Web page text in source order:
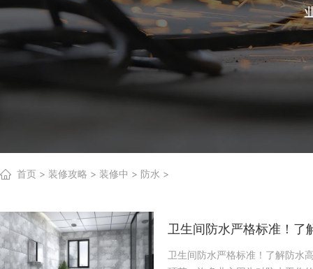
首页 > 装修攻略 > 装修中 > 防水 >
卫生间防水严格标准！了
卫生间防水严格标准！了解防水高度和施工细节保家更安